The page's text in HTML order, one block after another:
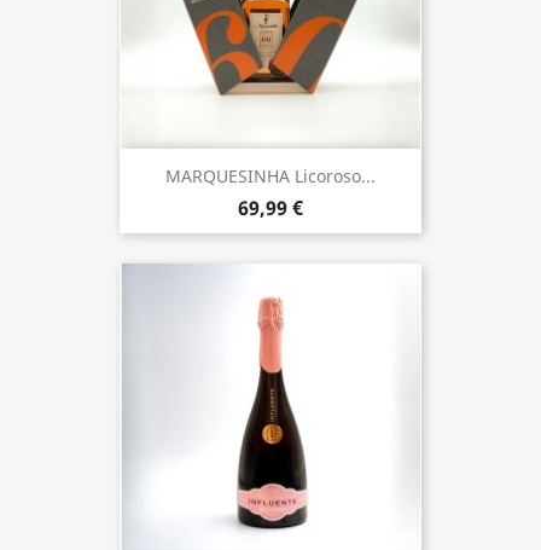
MARQUESINHA Licoroso...
69,99 €